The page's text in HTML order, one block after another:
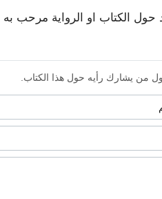
حول الكتاب او الرواية مرحب
من يشارك رأيه حول هذا الكتاب.